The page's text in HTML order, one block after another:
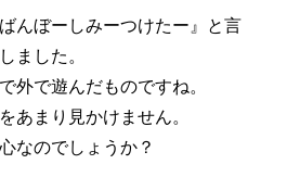
んぼーしみーつけたー』と言
ました。
外で遊んだものですね。
あまり見かけません。
なのでしょうか？